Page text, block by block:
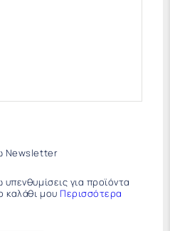
Newsletter
για προϊόντα
καλάθι μουΠερισσότερα